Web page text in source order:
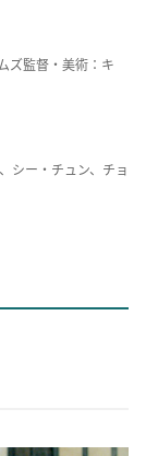
ズ監督・美術：キ
シー・チュン、チョ